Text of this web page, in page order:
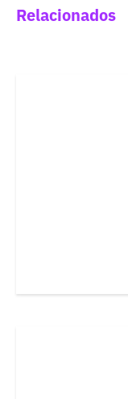
Relacionados